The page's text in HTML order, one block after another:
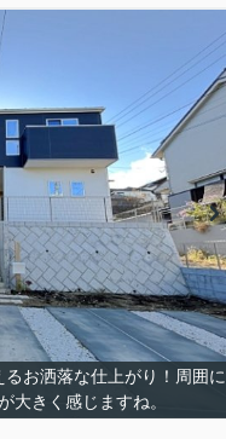
るお洒落な仕上がり！周囲に
大きく感じますね。